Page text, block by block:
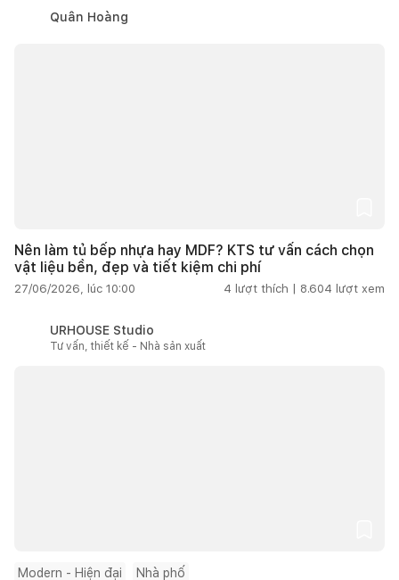
Quân Hoàng
Nên làm tủ bếp nhựa hay MDF? KTS tư vấn cách chọn
vật liệu bền, đẹp và tiết kiệm chi phí
27/06/2026, lúc 10:00 4 lượt thích | 8.604 lượt xem
URHOUSE Studio
Tư vấn, thiết kế - Nhà sản xuất
Modern - Hiện đại Nhà phố